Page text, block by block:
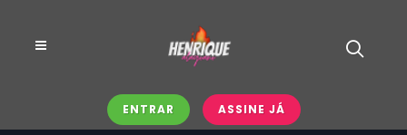
ENTRAR ASSINE JÁ